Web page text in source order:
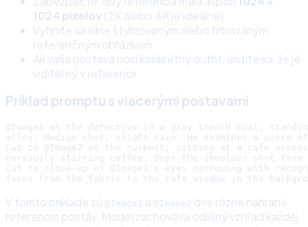
1024 pixelov (2K alebo 4K je ideálne)
Vyhnite sa silne štylizovaným alebo filtrovaným
referenčným obrázkom
Ak vaša postava nosí konkrétny outfit, uistite sa, že je
viditeľný v referencii
Príklad promptu s viacerými postavami
@Image1 as the detective in a gray trench coat,
alley. Medium shot, slight rain. He examines a piece
Cut to @Image2 as the suspect, sitting at a cafe
nervously stirring coffee. Over-the-shoulder shot from
Cut to close-up of @Image1's eyes narrowing with
V tomto príklade sú @Image1 a @Image2 dve rôzne nahrané
referencie postáv. Model zachováva odlišný vzhľad každej